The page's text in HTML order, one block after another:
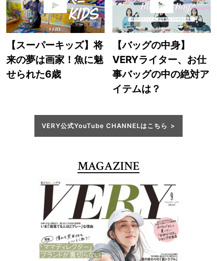
【スーパーキッズ】将
来の夢は画家！魚に魅
せられた6歳
【バッグの中身】
VERYライター、お仕
事バッグの中の絶対ア
イテムは？
VERY公式YouTube CHANNELはこちら
MAGAZINE